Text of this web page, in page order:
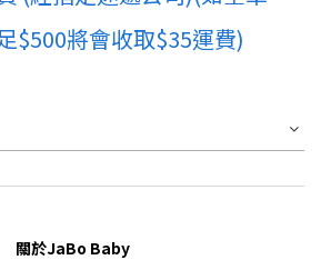
$500將會收取$35運費)
關於JaBo Baby